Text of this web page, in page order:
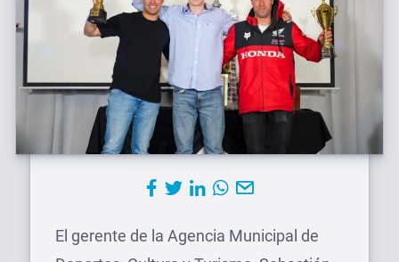
El gerente de la Agencia Municipal de